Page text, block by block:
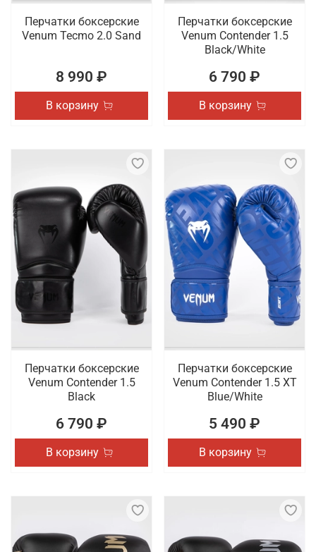
Перчатки боксерские
Venum Tecmo 2.0 Sand
8 990 ₽
В корзину
Перчатки боксерские
Venum Contender 1.5
Black/White
6 790 ₽
В корзину
Перчатки боксерские
Venum Contender 1.5
Black
6 790 ₽
В корзину
Перчатки боксерские
Venum Contender 1.5 XT
Blue/White
5 490 ₽
В корзину